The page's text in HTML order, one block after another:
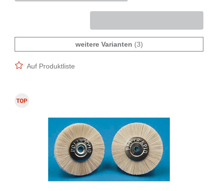
weitere Varianten (3)
Auf Produktliste